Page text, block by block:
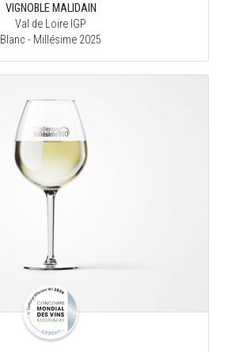
VIGNOBLE MALIDAIN
Val de Loire IGP
Blanc - Millésime 2025